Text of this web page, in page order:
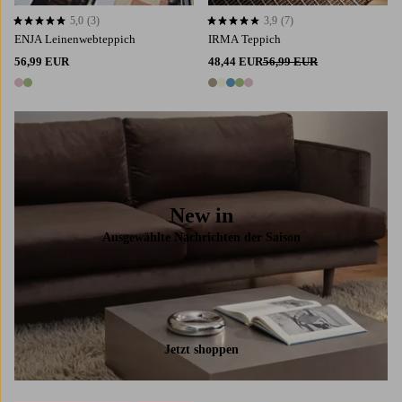
ENJA Leinenwebteppich
56,99 EUR
2 Farben
5,0 basierend auf 3 Bewertungen
5,0 (3)
IRMA Teppich
48,44 EUR56,99 EUR
5 Farben
3,9 basierend auf 7 Bewertungen
3,9 (7)
New in
Ausgewählte Nachrichten der Saison
Jetzt shoppen